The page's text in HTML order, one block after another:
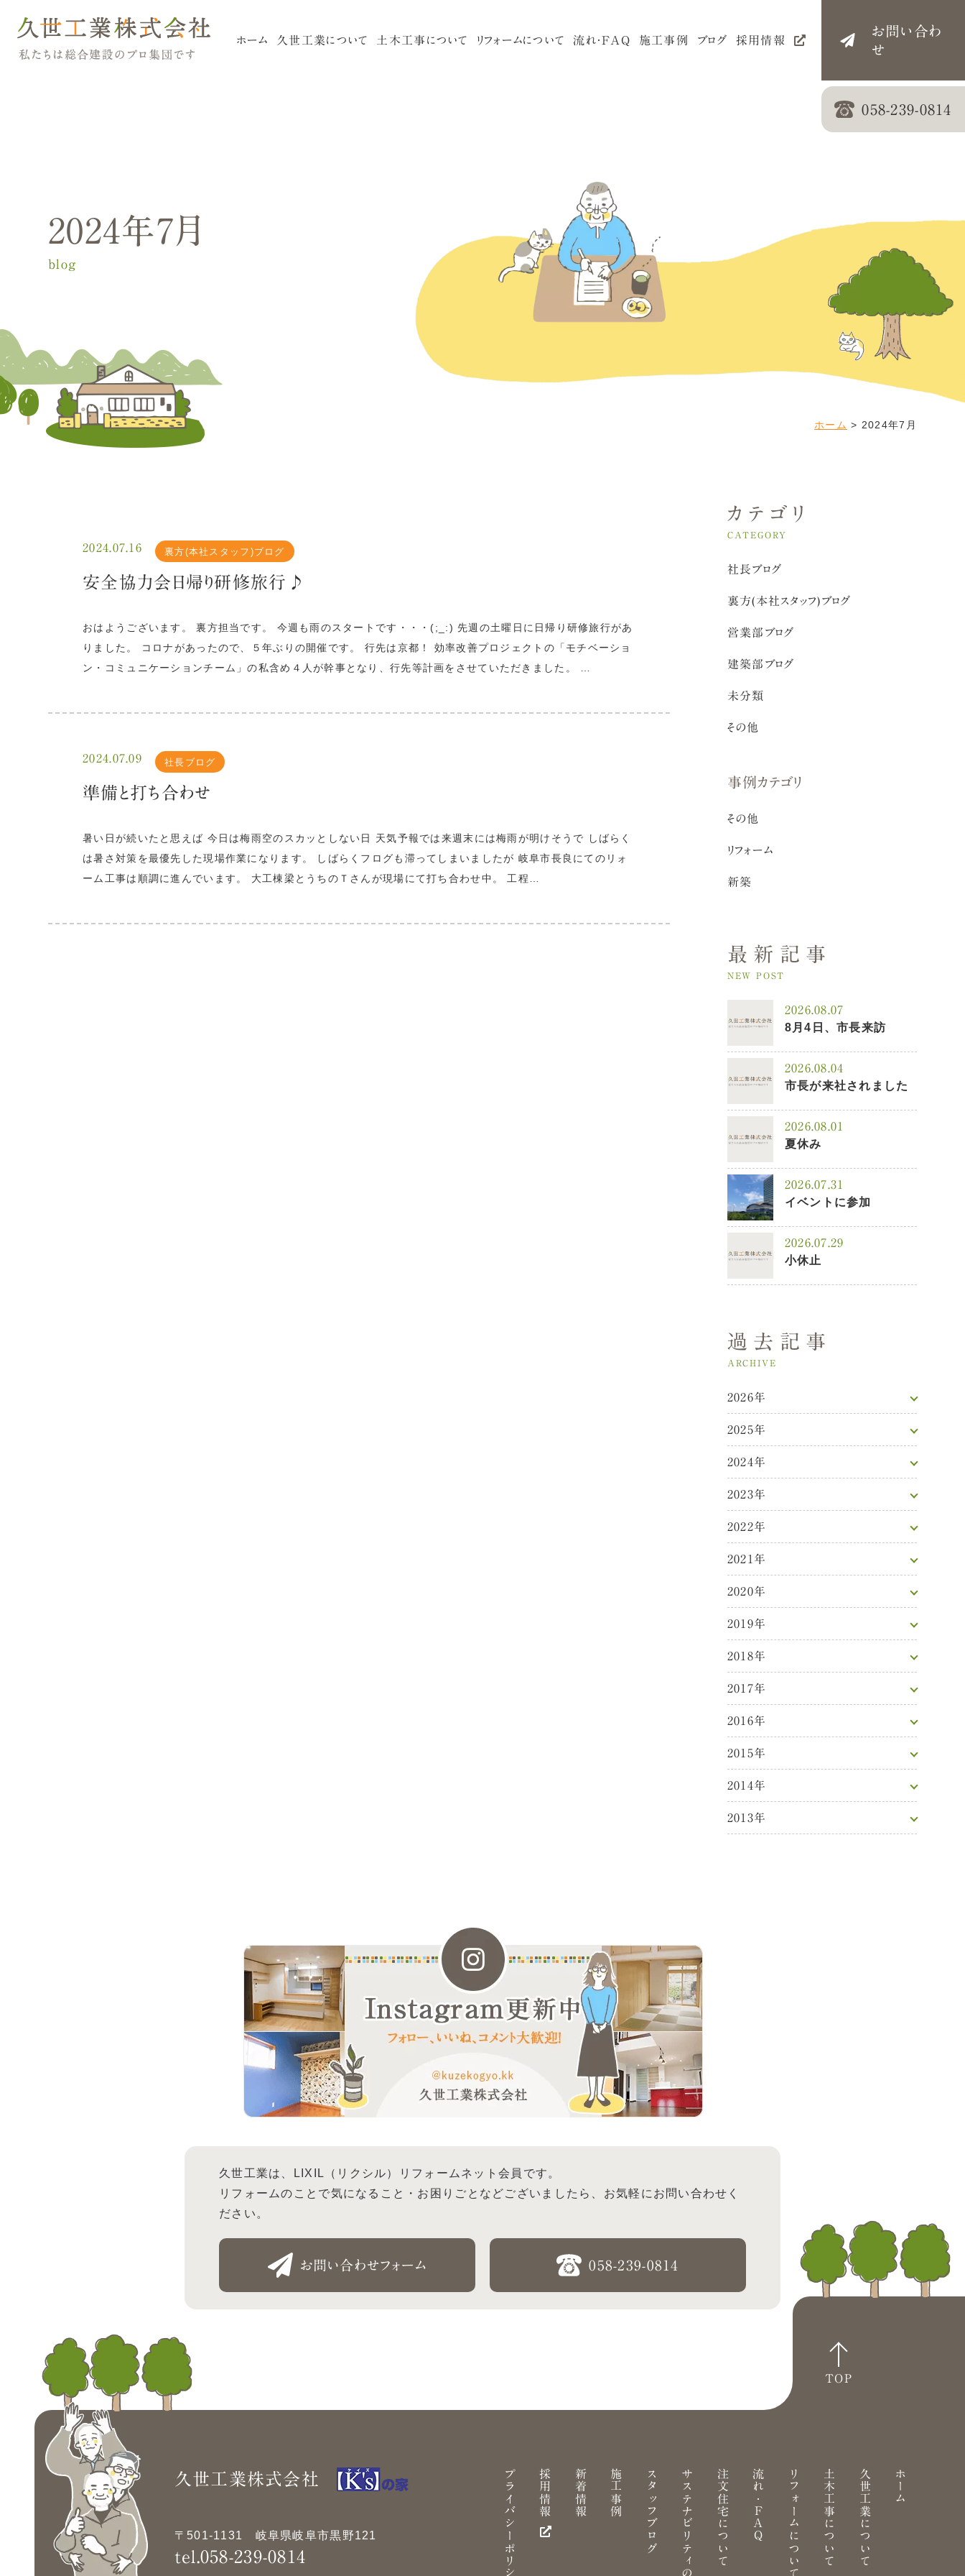
ホーム 久 世 工 業につ いて 土 木 工 事 につ いて リフォ ームにつ いて 流れ・F A Q 施 工 事例 ブログ 採 用情 報
お問い合わ
せ
058-239-0814
2024年7月
blog
ホーム > 2024年7月
2024.07.16 裏方(本社スタッフ)ブログ
安全協力会日帰り研修旅行♪
おはようございます。 裏方担当です。 今週も雨のスタートです・・・(;_:) 先週の土曜日に日帰り研修旅行があ
りました。 コロナがあったので、５年ぶりの開催です。 行先は京都！ 効率改善プロジェクトの「モチベーショ
ン・コミュニケーションチーム」の私含め４人が幹事となり、行先等計画をさせていただきました。 …
2024.07.09 社長ブログ
準備と打ち合わせ
暑い日が続いたと思えば 今日は梅雨空のスカッとしない日 天気予報では来週末には梅雨が明けそうで しばらく
は暑さ対策を最優先した現場作業になります。 しばらくフログも滞ってしまいましたが 岐阜市長良にてのリォ
ーム工事は順調に進んでいます。 大工棟梁とうちのＴさんが現場にて打ち合わせ中。 工程…
カテゴリ
CATEGORY
社長ブログ
裏方(本社スタッフ)ブログ
営業部ブログ
建築部ブログ
未分類
その他
事例カテゴリ
その他
リフォーム
新築
最新記事
NEW POST
2026.08.07
8月4日、市長来訪
2026.08.04
市長が来社されました
2026.08.01
夏休み
2026.07.31
イベントに参加
2026.07.29
小休止
過去記事
ARCHIVE
2026年
2025年
2024年
2023年
2022年
2021年
2020年
2019年
2018年
2017年
2016年
2015年
2014年
2013年
久世工業は、LIXIL（リクシル）リフォームネット会員です。
リフォームのことで気になること・お困りごとなどございましたら、お気軽にお問い合わせく
ださい。
お問い合わせフォーム 058-239-0814
久世工業株式会社
〒501-1131 岐阜県岐阜市黒野121
tel.058-239-0814
ホーム
久世工業について
土木工事について
リフォームについて
流れ・FAQ
注文住宅について
スタッフブログ
施工事例
新着情報
採用情報
プライバシーポリシー
TOP